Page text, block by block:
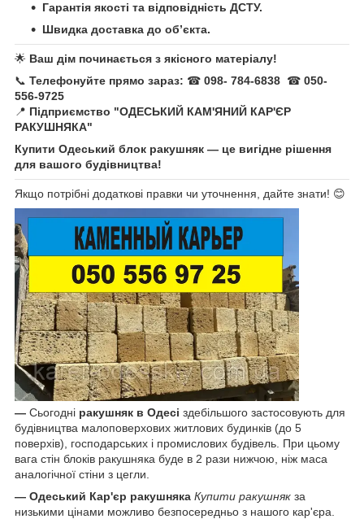
Гарантія якості та відповідність ДСТУ.
Швидка доставка до об’єкта.
🌟 Ваш дім починається з якісного матеріалу!
📞 Телефонуйте прямо зараз: ☎ 098- 784-6838 ☎ 050-
556-9725
📍 Підприємство "ОДЕСЬКИЙ КАМ'ЯНИЙ КАР'ЄР
РАКУШНЯКА"
Купити Одеський блок ракушняк — це вигідне рішення
для вашого будівництва!
Якщо потрібні додаткові правки чи уточнення, дайте знати! 😊
— Сьогодні ракушняк в Одесі здебільшого застосовують для
будівництва малоповерхових житлових будинків (до 5
поверхів), господарських і промислових будівель. При цьому
вага стін блоків ракушняка буде в 2 рази нижчою, ніж маса
аналогічної стіни з цегли.
— Одеський Кар'єр ракушняка Купити ракушняк за
низькими цінами можливо безпосередньо з нашого кар'єра.